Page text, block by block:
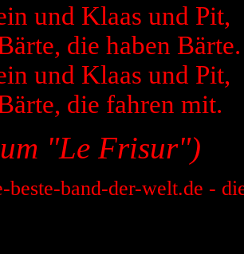
und Klaas und Pit,
die haben Bärte.
und Klaas und Pit,
die fahren mit.
"Le Frisur")
band-der-welt.de -